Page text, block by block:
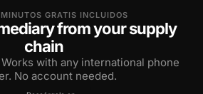
GRATIS INCLUIDOS
from your supply
chain
with any international phone
No account needed.